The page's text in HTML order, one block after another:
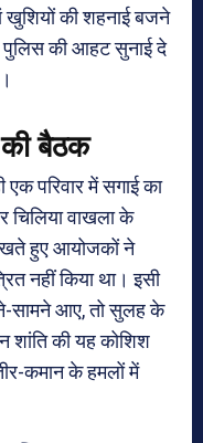
खुशियों की शहनाई बजने
पुलिस की आहट सुनाई दे
बैठक
परिवार में सगाई का
चिलिया वाखला के
देखते हुए आयोजकों ने
नहीं किया था। इसी
सामने आए, तो सुलह के
की यह कोशिश
कमान के हमलों में